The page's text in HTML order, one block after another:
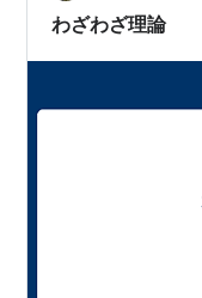
チンペーパーで水
わざわざ理論